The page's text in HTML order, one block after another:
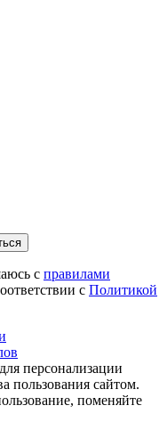
с правилами
с Политикой
персонализации
пользования сайтом.
поменяйте